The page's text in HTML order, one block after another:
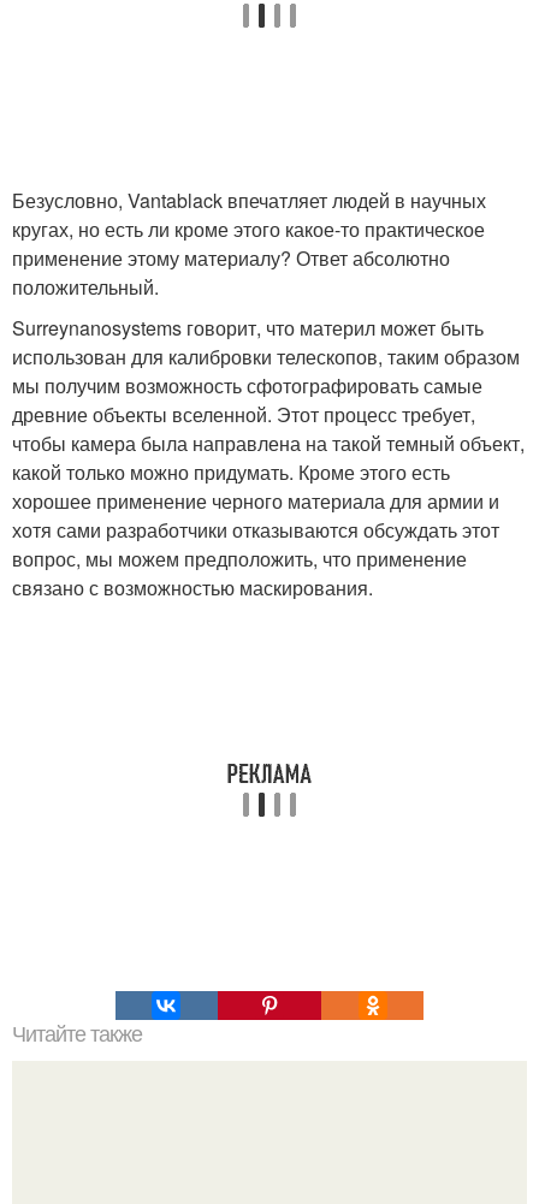
Безусловно, Vantablack впечатляет людей в научных
кругах, но есть ли кроме этого какое-то практическое
применение этому материалу? Ответ абсолютно
положительный.
Surreynanosystems говорит, что материл может быть
использован для калибровки телескопов, таким образом
мы получим возможность сфотографировать самые
древние объекты вселенной. Этот процесс требует,
чтобы камера была направлена на такой темный объект,
какой только можно придумать. Кроме этого есть
хорошее применение черного материала для армии и
хотя сами разработчики отказываются обсуждать этот
вопрос, мы можем предположить, что применение
связано с возможностью маскирования.
Читайте также